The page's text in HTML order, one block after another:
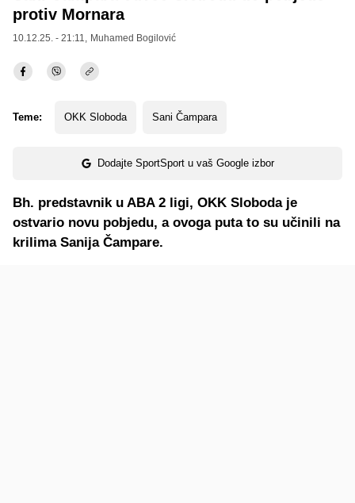
protiv Mornara
10.12.25. - 21:11, Muhamed Bogilović
Teme: OKK Sloboda Sani Čampara
Dodajte SportSport u vaš Google izbor
Bh. predstavnik u ABA 2 ligi, OKK Sloboda je
ostvario novu pobjedu, a ovoga puta to su učinili na
krilima Sanija Čampare.